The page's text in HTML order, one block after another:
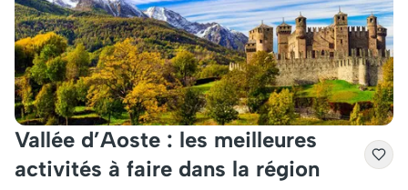
Vallée d’Aoste : les meilleures
activités à faire dans la région